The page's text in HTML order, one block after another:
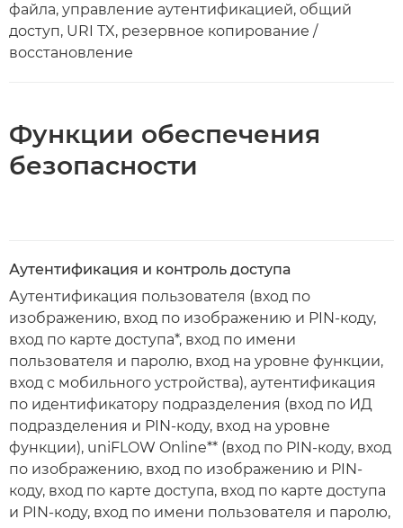
файла, управление аутентификацией, общий
доступ, URI TX, резервное копирование /
восстановление
Функции обеспечения
безопасности
Аутентификация и контроль доступа
Аутентификация пользователя (вход по
изображению, вход по изображению и PIN-коду,
вход по карте доступа*, вход по имени
пользователя и паролю, вход на уровне функции,
вход с мобильного устройства), аутентификация
по идентификатору подразделения (вход по ИД
подразделения и PIN-коду, вход на уровне
функции), uniFLOW Online** (вход по PIN-коду, вход
по изображению, вход по изображению и PIN-
коду, вход по карте доступа, вход по карте доступа
и PIN-коду, вход по имени пользователя и паролю,